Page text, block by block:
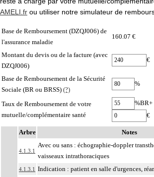
AMELI.fr ou utiliser notre simulateur de
Base de Remboursement (DZQJ006) de
l'assurance maladie
160.07 €
Montant du devis ou de la facture (avec
DZQJ006)
€
Base de Remboursement de la Sécurité
Sociale (BR ou BRSS) (?)
%
Taux de Remboursement de votre
mutuelle/complémentaire santé
%BR+
€
Arbre Notes
4.1.3.1
Avec ou sans : échographie-doppler
vaisseaux intrathoraciques
4.1.3.1 Indication : patient en salle d'urgences,